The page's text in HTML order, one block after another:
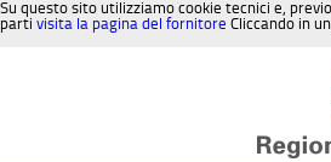
Su questo sito utilizziamo cookie tecnici e,
parti visita la pagina del fornitore Cliccando in